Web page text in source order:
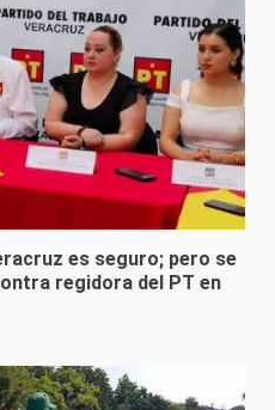
es seguro; pero se
regidora del PT en